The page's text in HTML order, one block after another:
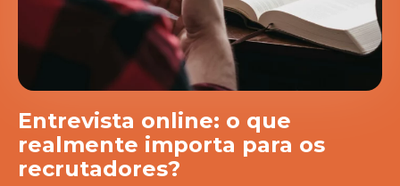
Entrevista online: o que
realmente importa para os
recrutadores?